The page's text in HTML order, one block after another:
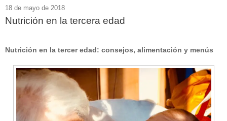
18 de mayo de 2018
Nutrición en la tercera edad
Nutrición en la tercer edad: consejos, alimentación y menús